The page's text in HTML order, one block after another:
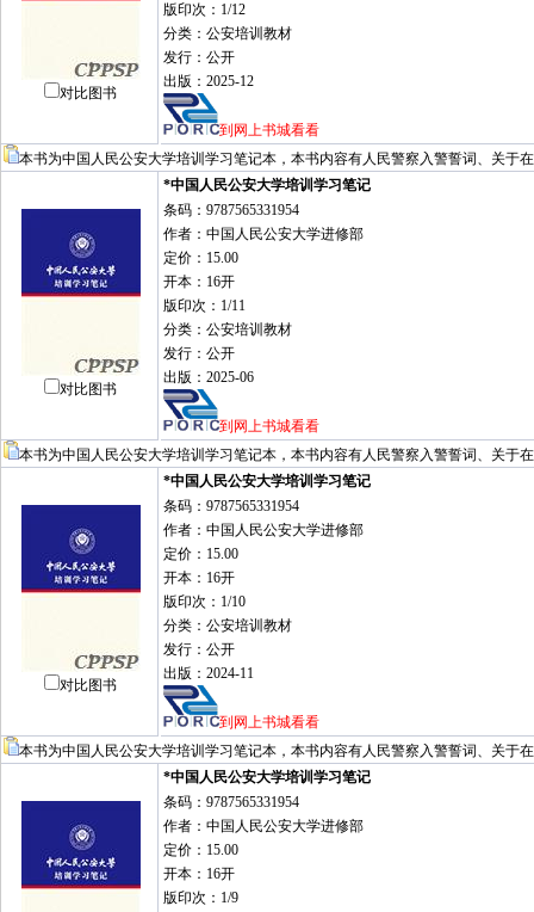
对比图书
版印次：1/12
分类：公安培训教材
发行：公开
出版：2025-12
到网上书城看看
本书为中国人民公安大学培训学习笔记本，本书内容有人民警察入警誓词、关
对比图书
*中国人民公安大学培训学习笔记
条码：9787565331954
作者：中国人民公安大学进修部
定价：15.00
开本：16开
版印次：1/11
分类：公安培训教材
发行：公开
出版：2025-06
到网上书城看看
本书为中国人民公安大学培训学习笔记本，本书内容有人民警察入警誓词、关
对比图书
*中国人民公安大学培训学习笔记
条码：9787565331954
作者：中国人民公安大学进修部
定价：15.00
开本：16开
版印次：1/10
分类：公安培训教材
发行：公开
出版：2024-11
到网上书城看看
本书为中国人民公安大学培训学习笔记本，本书内容有人民警察入警誓词、关
*中国人民公安大学培训学习笔记
条码：9787565331954
作者：中国人民公安大学进修部
定价：15.00
开本：16开
版印次：1/9